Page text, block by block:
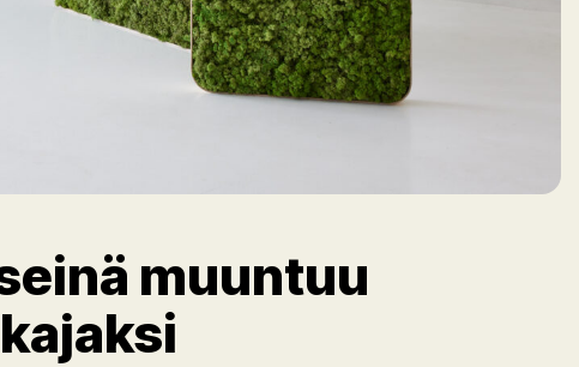
muuntuu